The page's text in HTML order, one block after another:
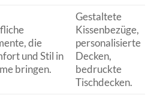
die
und Stil in
bringen.
Gestaltete
Kissenbezüge,
personalisierte
Decken,
bedruckte
Tischdecken.